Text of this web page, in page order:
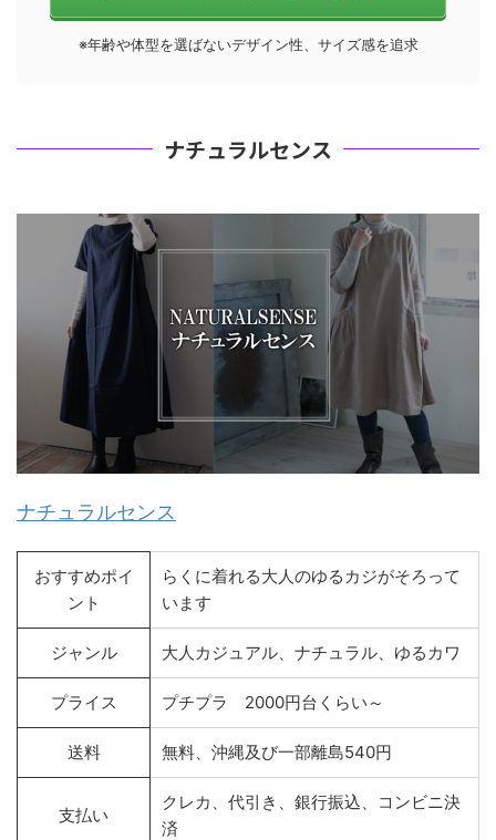
※年齢や体型を選ばないデザイン性、サイズ感を追求
ナチュラルセンス
ナチュラルセンス
おすすめポイ
ント
らくに着れる大人のゆるカジがそろって
います
ジャンル 大人カジュアル、ナチュラル、ゆるカワ
プライス プチプラ 2000円台くらい～
送料 無料、沖縄及び一部離島540円
支払い
クレカ、代引き、銀行振込、コンビニ決
済